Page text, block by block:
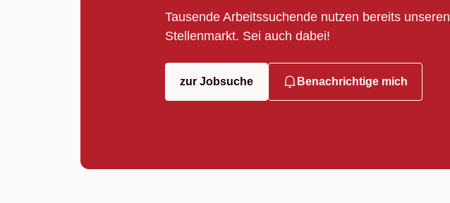
Tausende Arbeitssuchende nutzen bereits unseren
Stellenmarkt. Sei auch dabei!
zur Jobsuche Benachrichtige mich